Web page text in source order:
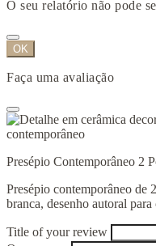
O seu relatório não pode
OK
Faça uma avaliação
Presépio Contemporâneo 2
Presépio contemporâneo de
branca, desenho autoral
Title of your review